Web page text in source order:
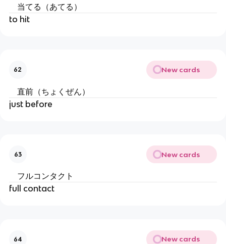
当てる（あてる）
to hit
62 New cards
直前（ちょくぜん）
just before
63 New cards
フルコンタクト
full contact
64 New cards